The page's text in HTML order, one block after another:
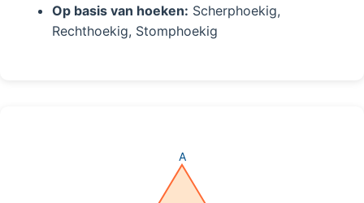
Op basis van hoeken: Scherphoekig,
Rechthoekig, Stomphoekig
A